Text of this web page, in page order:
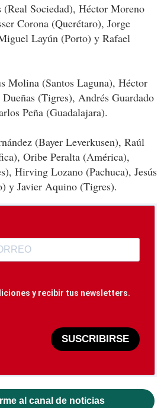
(Real Sociedad), Héctor Moreno
Corona (Querétaro), Jorge
Layún (Porto) y Rafael
Molina (Santos Laguna), Héctor
(Tigres), Andrés Guardado
Peña (Guadalajara).
(Bayer Leverkusen), Raúl
Oribe Peralta (América),
Hirving Lozano (Pachuca), Jesús
y Javier Aquino (Tigres).
y recibir tus newsletters.
SUSCRIBIRSE
al canal de noticias